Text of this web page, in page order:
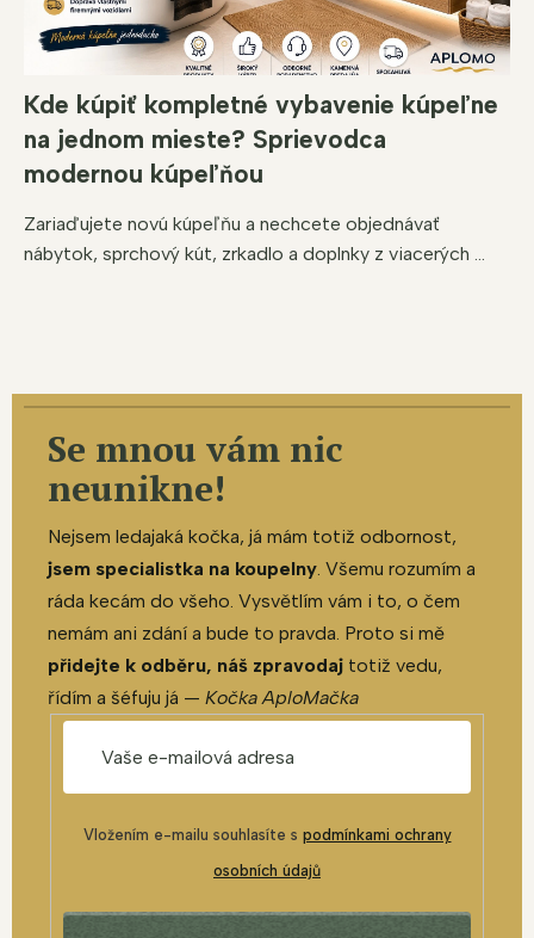
Kde kúpiť kompletné vybavenie kúpeľne
na jednom mieste? Sprievodca
modernou kúpeľňou
Zariaďujete novú kúpeľňu a nechcete objednávať
nábytok, sprchový kút, zrkadlo a doplnky z viacerých ...
Se mnou vám nic
neunikne!
Nejsem ledajaká kočka, já mám totiž odbornost,
jsem specialistka na koupelny . Všemu rozumím a
ráda kecám do všeho. Vysvětlím vám i to, o čem
nemám ani zdání a bude to pravda. Proto si mě
přidejte k odběru, náš zpravodaj totiž vedu,
řídím a šéfuju já — Kočka AploMačka
Vložením e-mailu souhlasíte s podmínkami ochrany
osobních údajů